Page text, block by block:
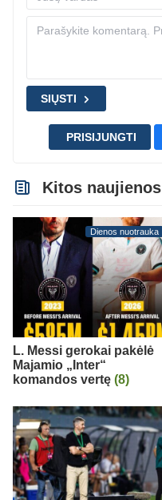
SIŲSTI
PRISIJUNGTI
Kitos naujienos
Dienos nuotrauka
L. Messi gerokai pakėlė
Majamio „Inter“
komandos vertę (8)